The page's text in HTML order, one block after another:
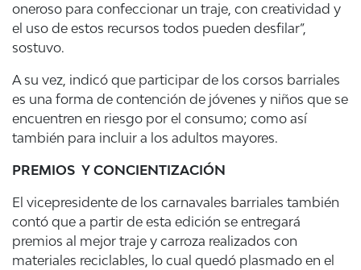
oneroso para confeccionar un traje, con creatividad y
el uso de estos recursos todos pueden desfilar”,
sostuvo.
A su vez, indicó que participar de los corsos barriales
es una forma de contención de jóvenes y niños que se
encuentren en riesgo por el consumo; como así
también para incluir a los adultos mayores.
PREMIOS Y CONCIENTIZACIÓN
El vicepresidente de los carnavales barriales también
contó que a partir de esta edición se entregará
premios al mejor traje y carroza realizados con
materiales reciclables, lo cual quedó plasmado en el